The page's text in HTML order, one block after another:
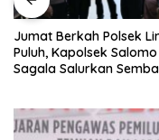
Lima
Bara Gelar
Santuni